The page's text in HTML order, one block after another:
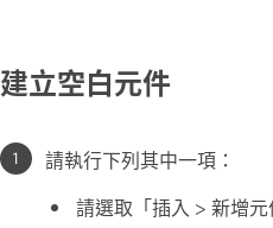
建立空白元件
請執行下列其中一項：
請選取「插入 > 新增元